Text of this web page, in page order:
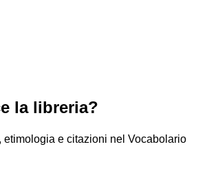
la libreria?
etimologia e citazioni nel Vocabolario